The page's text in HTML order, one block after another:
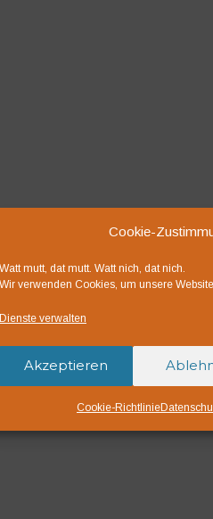
Cookie-
Watt mutt, dat mutt. Watt nich, dat nich.
Wir verwenden Cookies, um unsere
Dienste verwalten
Akzeptieren
Cookie-Richtlinie